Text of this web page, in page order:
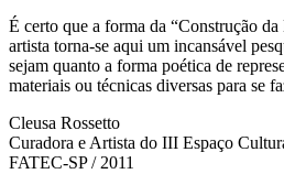
É certo que a forma da “Construção
artista torna-se aqui um incansável
sejam quanto a forma poética de
materiais ou técnicas diversas para se
Cleusa Rossetto
Curadora e Artista do III Espaço
FATEC-SP / 2011